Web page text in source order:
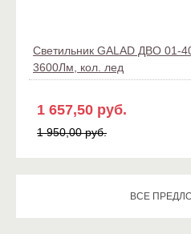
Светильник GALAD ДВО 01-
3600Лм, кол. лед
1 657,50 руб.
1 950,00 руб.
ВСЕ